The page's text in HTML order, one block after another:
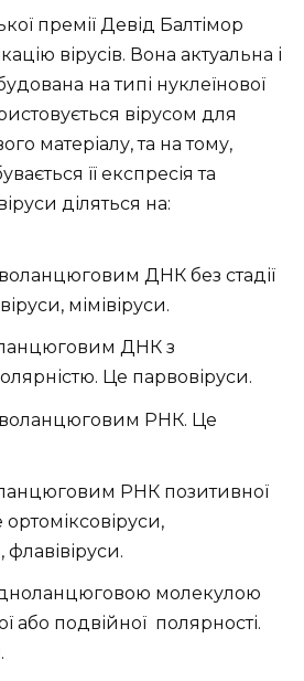
премії Девід Балтімор
вірусів. Вона актуальна і
на типі нуклеїнової
вірусом для
матеріалу, та на тому,
її експресія та
діляться на:
ДНК без стадії
мімівіруси.
ДНК з
Це парвовіруси.
РНК. Це
РНК позитивної
флавівіруси.
молекулою
або подвійної полярності.